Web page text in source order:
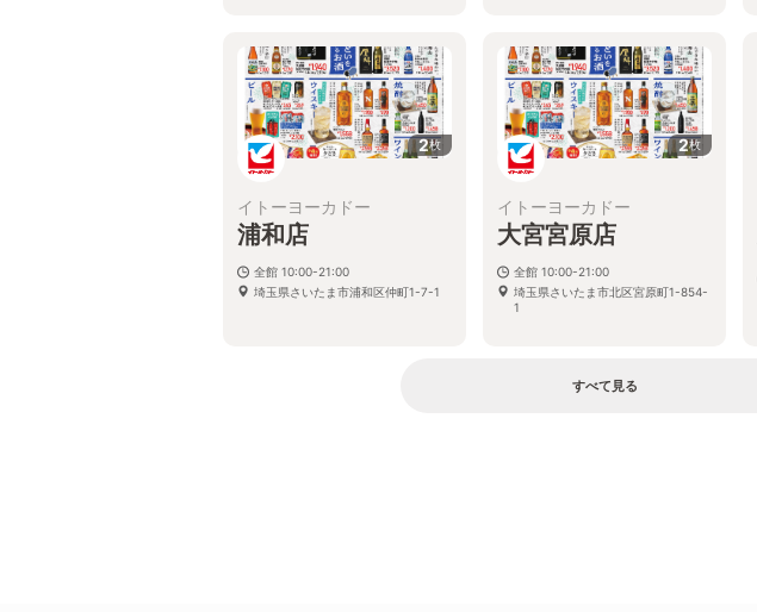
2枚
イトーヨーカドー
浦和店
全館 10:00-21:00
埼玉県さいたま市浦和区仲町1-7-1
2枚
イトーヨーカドー
大宮宮原店
全館 10:00-21:00
埼玉県さいたま市北区宮原町1-854-
1
すべて見る